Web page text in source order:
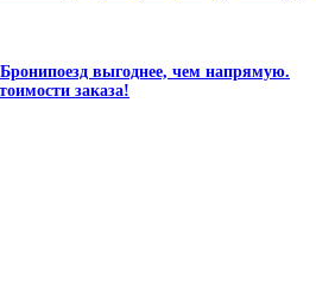
выгоднее, чем напрямую.
заказа!